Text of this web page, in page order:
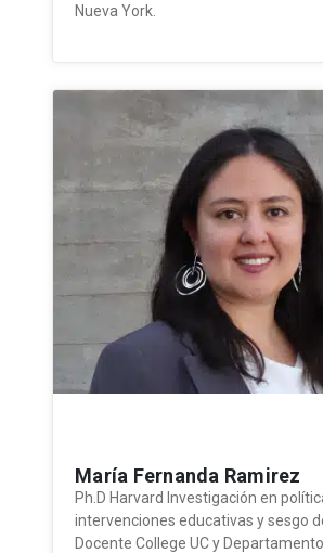
Nueva York.
María Fernanda Ramirez
Ph.D Harvard Investigación en
intervenciones educativas y sesgo
Docente College UC y